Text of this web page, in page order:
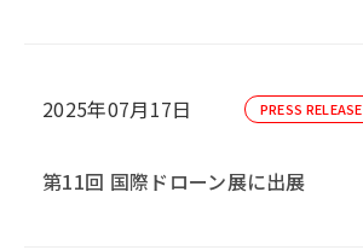
2025年07月17日 PRESS RELEASE
第11回 国際ドローン展に出展